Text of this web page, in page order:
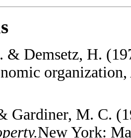
Demsetz, H.
organization,
Gardiner, M. C.
New York: